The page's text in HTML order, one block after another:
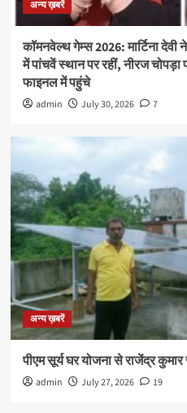
अन्य ख़बरें
कॉमनवेल्थ गेम्स 2026: मार्टिना देवी
में पांचवें स्थान पर रहीं, नीरज
फाइनल में पहुंचे
admin July 30, 2026 7
अन्य ख़बरें
पीएम सूर्य घर योजना से राजेंद्र कुमार
admin July 27, 2026 19